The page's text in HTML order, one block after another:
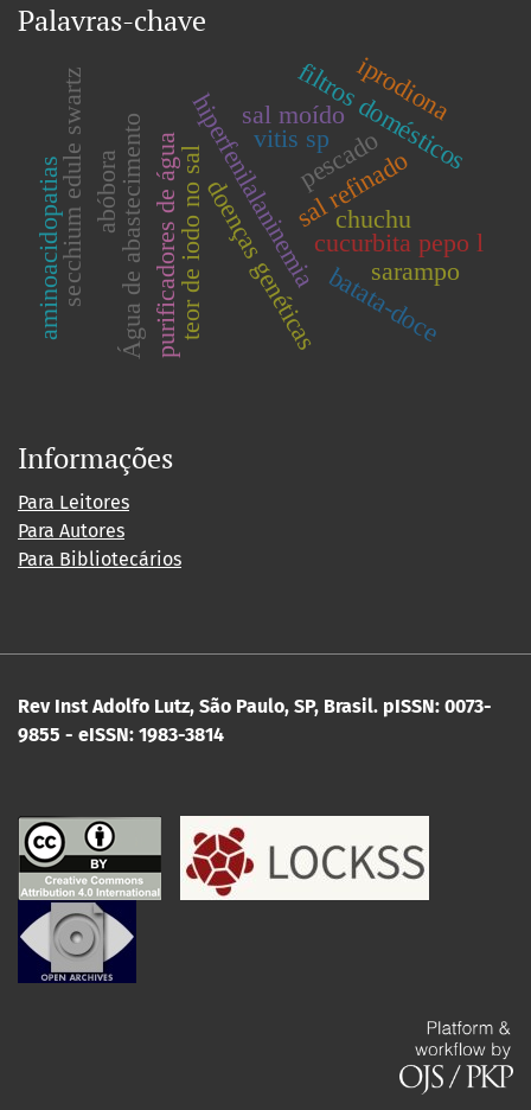
Palavras-chave
pescado
hiperfenilalaninemiafiltros domésticos
purificadores de água
Água de abastecimento sal refinado
sal moído
teor de iodo no saldoenças genéticascucurbita pepo l
abóbora
secchium edule swartz chuchu
batata-doce
vitis sp
aminoacidopatias
iprodiona
sarampo
Informações
Para Leitores
Para Autores
Para Bibliotecários
Rev Inst Adolfo Lutz, São Paulo, SP, Brasil. pISSN: 0073-
9855 - eISSN: 1983-3814